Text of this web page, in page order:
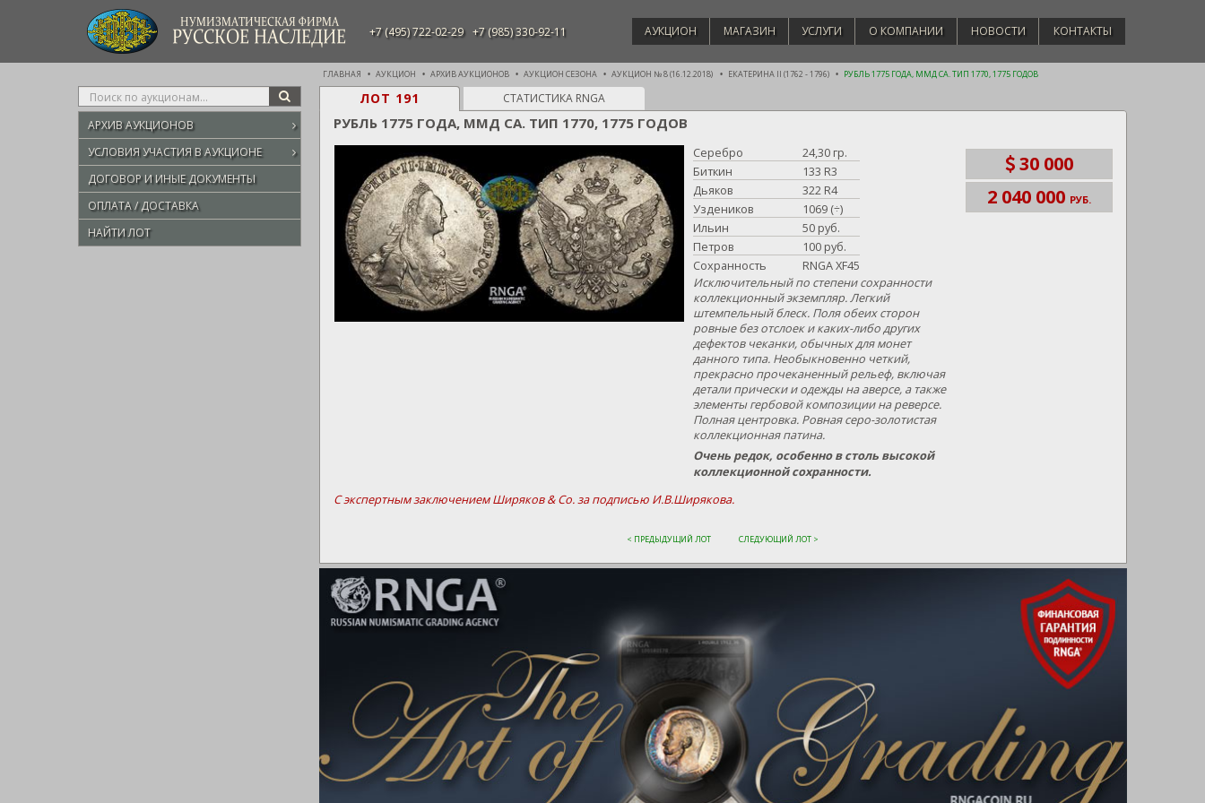
НУМИЗМАТИЧЕСКАЯ ФИРМА
РУССКОЕ НАСЛЕДИЕ +7 (495) 722-02-29 +7 (985) 330-92-11 АУКЦИОН МАГАЗИН УСЛУГИ О КОМПАНИИ НОВОСТИ КОНТАКТЫ
ГЛАВНАЯ АУКЦИОН АРХИВ АУКЦИОНОВ АУКЦИОН СЕЗОНА АУКЦИОН № 8 (16.12.2018) ЕКАТЕРИНА II (1762 - 1796) РУБЛЬ 1775 ГОДА, ММД СА. ТИП 1770, 1775 ГОДОВ
Type
your
search
here
SEARCH
АРХИВ АУКЦИОНОВ
УСЛОВИЯ УЧАСТИЯ В АУКЦИОНЕ
ДОГОВОР И ИНЫЕ ДОКУМЕНТЫ
ОПЛАТА / ДОСТАВКА
НАЙТИ ЛОТ
ЛОТ 191 СТАТИСТИКА RNGA
РУБЛЬ 1775 ГОДА, ММД СА. ТИП 1770, 1775 ГОДОВ
Серебро
24,30 гр.
Биткин
133 R3
Дьяков
322 R4
Уздеников
1069 (÷)
Ильин
50 руб.
Петров
100 руб.
Сохранность
RNGA XF45
Исключительный по степени сохранности
коллекционный экземпляр. Легкий
штемпельный блеск. Поля обеих сторон
ровные без отслоек и каких-либо других
дефектов чеканки, обычных для монет
данного типа. Необыкновенно четкий,
прекрасно прочеканенный рельеф, включая
детали прически и одежды на аверсе, а также
элементы гербовой композиции на реверсе.
Полная центровка. Ровная серо-золотистая
коллекционная патина.
Очень редок, особенно в столь высокой
коллекционной сохранности.
30 000
2 040 000 РУБ.
С экспертным заключением Ширяков & Со. за подписью И.В.Ширякова.
< ПРЕДЫДУЩИЙ ЛОТ СЛЕДУЮЩИЙ ЛОТ >